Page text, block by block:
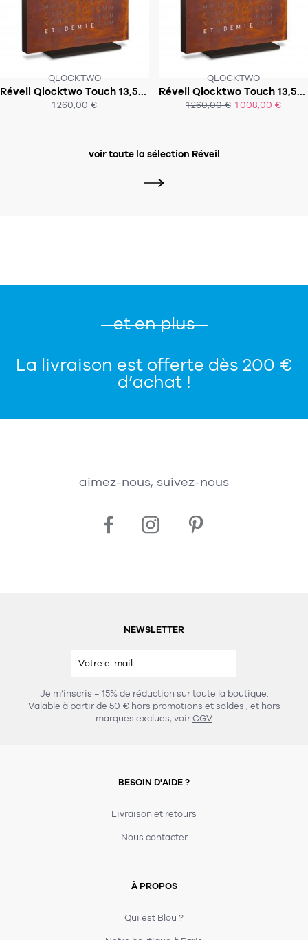
QLOCKTWO
Réveil Qlocktwo Touch 13,5x13,5 cm en langue Arabe
1 260,00 €
SOUS 2-4 SEMAINES!
ACHAT EXPRESS
QLOCKTWO
Réveil Qlocktwo Touch 13,5x13,5 cm en langue française
1 260,00 € 1 008,00 €
ACHAT EXPRESS
voir toute la sélection Réveil
et en plus
La livraison est offerte dès 200 €
d’achat !
aimez-nous, suivez-nous
NEWSLETTER
Je m’inscris = 15% de réduction sur toute la boutique.
Valable à partir de 50 € hors promotions et soldes , et hors
marques exclues, voirCGV
BESOIN D'AIDE ?
Livraison et retours
Nous contacter
À PROPOS
Qui est Blou ?